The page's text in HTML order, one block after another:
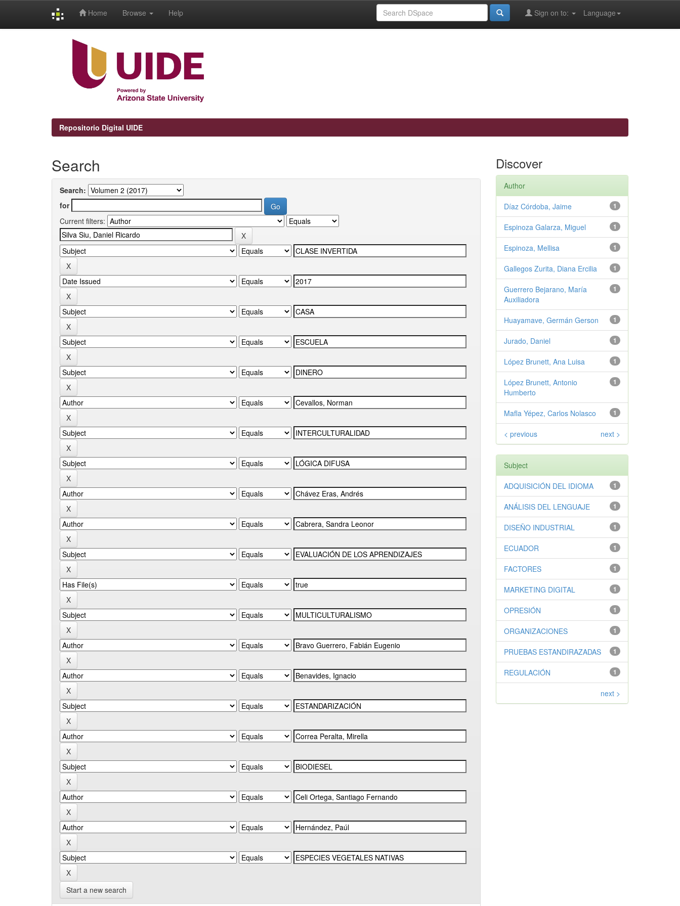
Home Browse Help Language
Sign on to:
Repositorio Digital UIDE
Search
Search:
for
Current filters:
Start a new search
Discover
Author
1
Díaz Córdoba, Jaime
1
Espinoza Galarza, Miguel
1
Espinoza, Mellisa
1
Gallegos Zurita, Diana Ercilia
1
Guerrero Bejarano, María
Auxiliadora
1
Huayamave, Germán Gerson
1
Jurado, Daniel
1
López Brunett, Ana Luisa
1
López Brunett, Antonio
Humberto
1
Mafla Yépez, Carlos Nolasco
< previous next >
Subject
1
ADQUISICIÓN DEL IDIOMA
1
ANÁLISIS DEL LENGUAJE
1
DISEÑO INDUSTRIAL
1
ECUADOR
1
FACTORES
1
MARKETING DIGITAL
1
OPRESIÓN
1
ORGANIZACIONES
1
PRUEBAS ESTANDIRAZADAS
1
REGULACIÓN
next >